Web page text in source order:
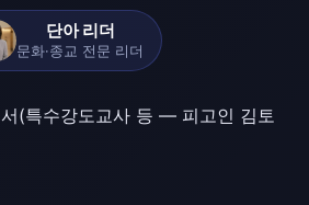
단아 리더
문화·종교 전문 리더
(특수강도교사 등 — 피고인 김토